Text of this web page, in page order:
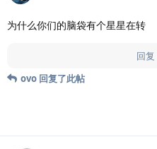
为什么你们的脑袋有个星星在转
回复
ovo 回复了此帖